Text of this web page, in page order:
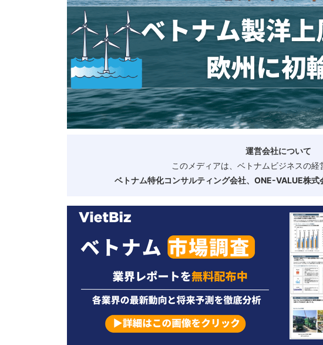
補助金・助成金
ベトナムで働く・仕事
運営会社について
このメディアは、ベトナムビジネスの経
ベトナム特化コンサルティング会社、ONE-VALUE株式